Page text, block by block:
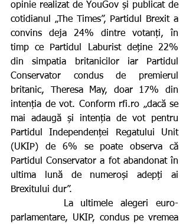
opinie realizat de YouGov și publicat de
cotidianul „The Times”, Partidul Brexit a
convins deja 24% dintre votanți, în
timp ce Partidul Laburist deține 22%
din simpatia britanicilor iar Partidul
Conservator condus de premierul
britanic, Theresa May, doar 17% din
intenția de vot. Conform rfi.ro „dacă se
mai adaugă și intenția de vot pentru
Partidul Independenței Regatului Unit
(UKIP) de 6% se poate observa că
Partidul Conservator a fot abandonat în
ultima lună de numeroși adepți ai
Brexitului dur”.
parlamentare, UKIP, condus pe vremea